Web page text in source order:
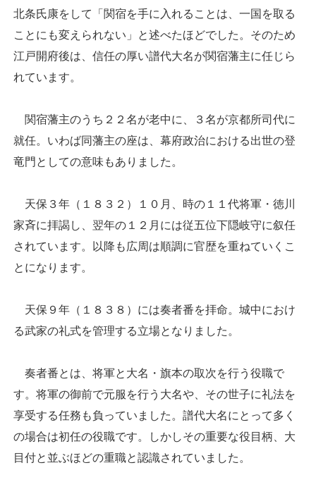
北条氏康をして「関宿を手に入れることは、一国を取る
ことにも変えられない」と述べたほどでした。そのため
江戸開府後は、信任の厚い譜代大名が関宿藩主に任じら
れています。
関宿藩主のうち２２名が老中に、３名が京都所司代に
就任。いわば同藩主の座は、幕府政治における出世の登
竜門としての意味もありました。
天保３年（１８３２）１０月、時の１１代将軍・徳川
家斉に拝謁し、翌年の１２月には従五位下隠岐守に叙任
されています。以降も広周は順調に官歴を重ねていくこ
とになります。
天保９年（１８３８）には奏者番を拝命。城中におけ
る武家の礼式を管理する立場となりました。
奏者番とは、将軍と大名・旗本の取次を行う役職で
す。将軍の御前で元服を行う大名や、その世子に礼法を
享受する任務も負っていました。譜代大名にとって多く
の場合は初任の役職です。しかしその重要な役目柄、大
目付と並ぶほどの重職と認識されていました。